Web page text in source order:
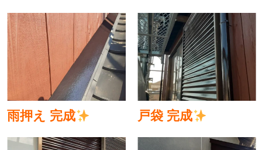
雨押え 完成 戸袋 完成